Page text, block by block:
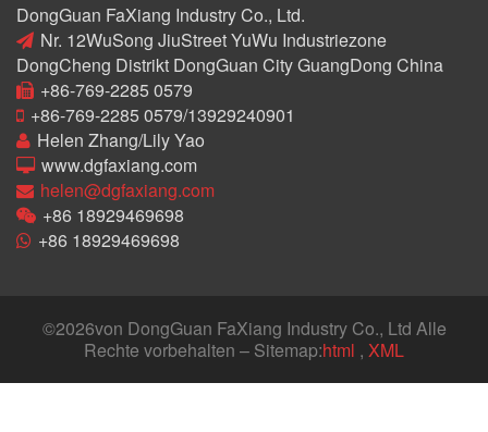
DongGuan FaXiang Industry Co., Ltd.
Nr. 12WuSong JiuStreet YuWu Industriezone
DongCheng Distrikt DongGuan City GuangDong China
+86-769-2285 0579
+86-769-2285 0579/13929240901
Helen Zhang/Lily Yao
www.dgfaxiang.com
helen@dgfaxiang.com
+86 18929469698
+86 18929469698
©2026von DongGuan FaXiang Industry Co., Ltd Alle
Rechte vorbehalten – Sitemap:html , XML